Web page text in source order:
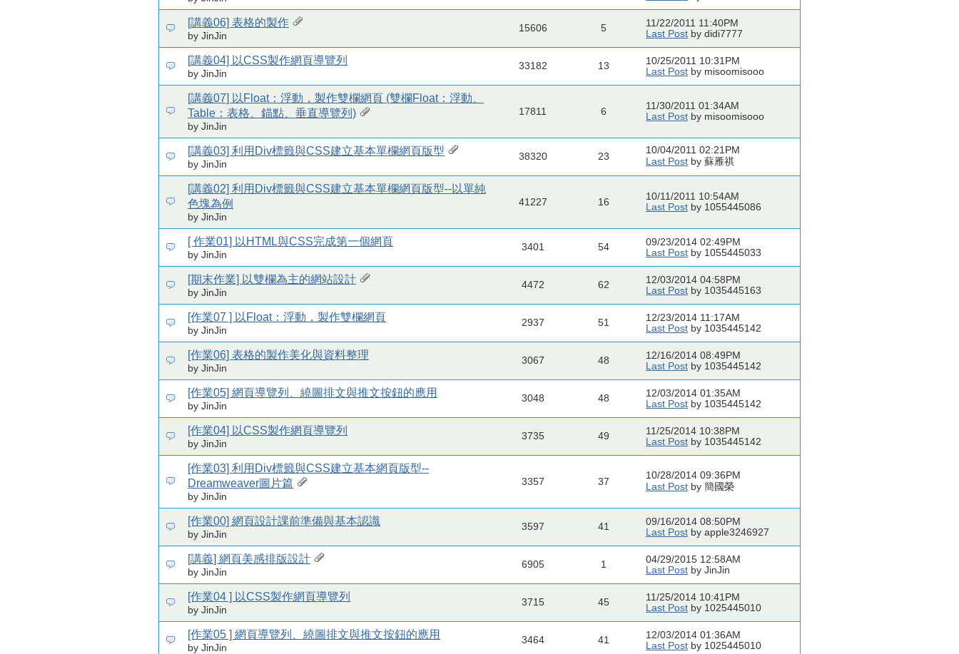
[講義06] 表格的製作
by JinJin
15606 5
11/22/2011 11:40PM
Last Post by didi7777
[講義04] 以CSS製作網頁導覽列
by JinJin
33182 13
10/25/2011 10:31PM
Last Post by misoomisooo
[講義07] 以Float：浮動，製作雙欄網頁 (雙欄Float：浮動、
Table：表格、錨點、垂直導覽列)
by JinJin
17811 6
11/30/2011 01:34AM
Last Post by misoomisooo
[講義03] 利用Div標籤與CSS建立基本單欄網頁版型
by JinJin
38320 23
10/04/2011 02:21PM
Last Post by 蘇雁祺
[講義02] 利用Div標籤與CSS建立基本單欄網頁版型--以單純
色塊為例
by JinJin
41227 16
10/11/2011 10:54AM
Last Post by 1055445086
[ 作業01] 以HTML與CSS完成第一個網頁
by JinJin
3401 54
09/23/2014 02:49PM
Last Post by 1055445033
[期末作業] 以雙欄為主的網站設計
by JinJin
4472 62
12/03/2014 04:58PM
Last Post by 1035445163
[作業07 ] 以Float：浮動，製作雙欄網頁
by JinJin
2937 51
12/23/2014 11:17AM
Last Post by 1035445142
[作業06] 表格的製作美化與資料整理
by JinJin
3067 48
12/16/2014 08:49PM
Last Post by 1035445142
[作業05] 網頁導覽列、繞圖排文與推文按鈕的應用
by JinJin
3048 48
12/03/2014 01:35AM
Last Post by 1035445142
[作業04] 以CSS製作網頁導覽列
by JinJin
3735 49
11/25/2014 10:38PM
Last Post by 1035445142
[作業03] 利用Div標籤與CSS建立基本網頁版型--
Dreamweaver圖片篇
by JinJin
3357 37
10/28/2014 09:36PM
Last Post by 簡國榮
[作業00] 網頁設計課前準備與基本認識
by JinJin
3597 41
09/16/2014 08:50PM
Last Post by apple3246927
[講義] 網頁美感排版設計
by JinJin
6905 1
04/29/2015 12:58AM
Last Post by JinJin
[作業04 ] 以CSS製作網頁導覽列
by JinJin
3715 45
11/25/2014 10:41PM
Last Post by 1025445010
[作業05 ] 網頁導覽列、繞圖排文與推文按鈕的應用
by JinJin
3464 41
12/03/2014 01:36AM
Last Post by 1025445010